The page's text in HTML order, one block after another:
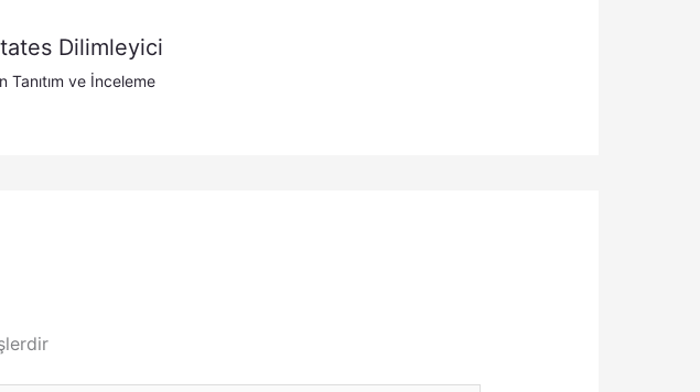
Dilimleyici
Tanıtım ve İnceleme